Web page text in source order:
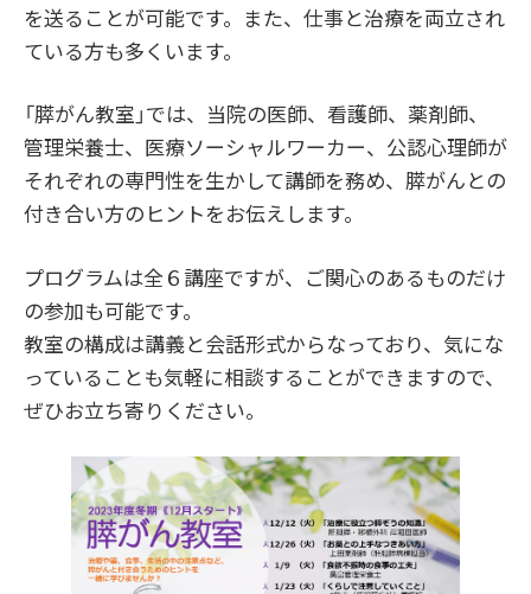
を送ることが可能です。また、仕事と治療を両立され
ている方も多くいます。
「膵がん教室」では、当院の医師、看護師、薬剤師、
管理栄養士、医療ソーシャルワーカー、公認心理師が
それぞれの専門性を生かして講師を務め、膵がんとの
付き合い方のヒントをお伝えします。
プログラムは全６講座ですが、ご関心のあるものだけ
の参加も可能です。
教室の構成は講義と会話形式からなっており、気にな
っていることも気軽に相談することができますので、
ぜひお立ち寄りください。